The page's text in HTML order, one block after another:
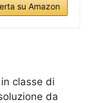
su Amazon
classe di
da